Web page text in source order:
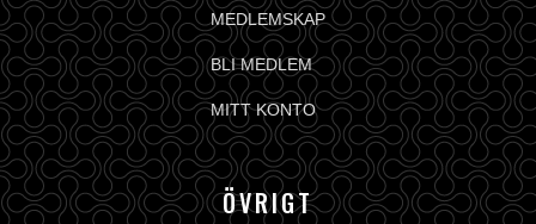
MEDLEMSKAP
BLI MEDLEM
MITT KONTO
ÖVRIGT